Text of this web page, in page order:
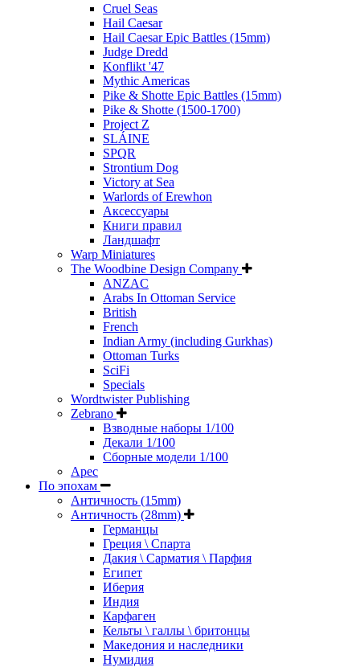
Cruel Seas
Hail Caesar
Hail Caesar Epic Battles (15mm)
Judge Dredd
Konflikt '47
Mythic Americas
Pike & Shotte Epic Battles (15mm)
Pike & Shotte (1500-1700)
Project Z
SLÁINE
SPQR
Strontium Dog
Victory at Sea
Warlords of Erewhon
Аксессуары
Книги правил
Ландшафт
Warp Miniatures
The Woodbine Design Company
ANZAC
Arabs In Ottoman Service
British
French
Indian Army (including Gurkhas)
Ottoman Turks
SciFi
Specials
Wordtwister Publishing
Zebrano
Взводные наборы 1/100
Декали 1/100
Сборные модели 1/100
Арес
По эпохам
Античность (15mm)
Античность (28mm)
Германцы
Греция \ Спарта
Дакия \ Сарматия \ Парфия
Египет
Иберия
Индия
Карфаген
Кельты \ галлы \ бритонцы
Македония и наследники
Нумидия